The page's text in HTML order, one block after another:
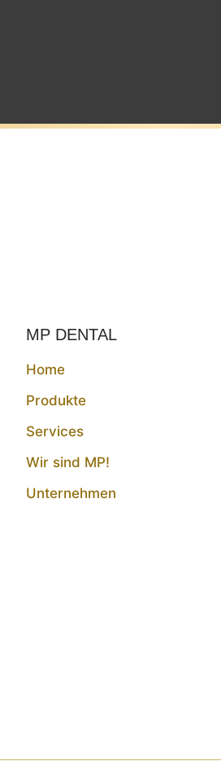
MP DENTAL
Home
Produkte
Services
Wir sind MP!
Unternehmen